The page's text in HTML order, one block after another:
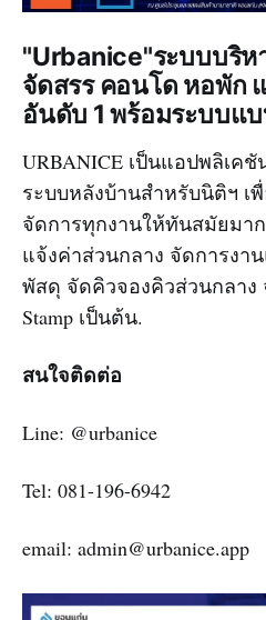
"Urbanice"ระบบบริ
จัดสรร คอนโด หอพัก
อันดับ 1 พร้อมระบบแ
URBANICE เป็นแอปพลิเค
ระบบหลังบ้านสำหรับนิติฯ เ
จัดการทุกงานให้ทันสมัยมา
แจ้งค่าส่วนกลาง จัดการงา
พัสดุ จัดคิวจองคิวส่วนกลาง
Stamp เป็นต้น.
สนใจติดต่อ
Line: @urbanice
Tel: 081-196-6942
email: admin@urbanice.app